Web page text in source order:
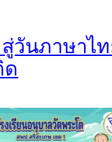
วันภาษาไ
ด